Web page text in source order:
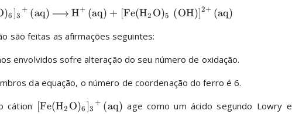
)X
6 ] X
3 X
+ (aq) H X
+ (aq) + [Fe(HX
2 O)X
5 (OH)]X
2+ (aq)
são feitas as afirmações seguintes:
envolvidos sofre alteração do seu número de oxidação.
da equação, o número de coordenação do ferro é 6.
cátion [Fe(HX
2 O)X
6 ] X
3 X
+ (aq) age como um ácido segundo Lowry e